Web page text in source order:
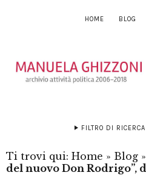
HOME BLOG
FILTRO DI
Ti trovi qui: Home » Blog »
del nuovo Don Rodrigo”,